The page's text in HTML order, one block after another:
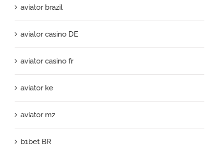
aviator brazil
aviator casino DE
aviator casino fr
aviator ke
aviator mz
b1bet BR